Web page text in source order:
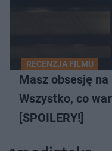
RECENZJA FILMU
Masz obsesję na
Wszystko, co
[SPOILERY!]